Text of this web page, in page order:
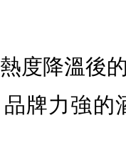
熱度降溫後
品牌力強的